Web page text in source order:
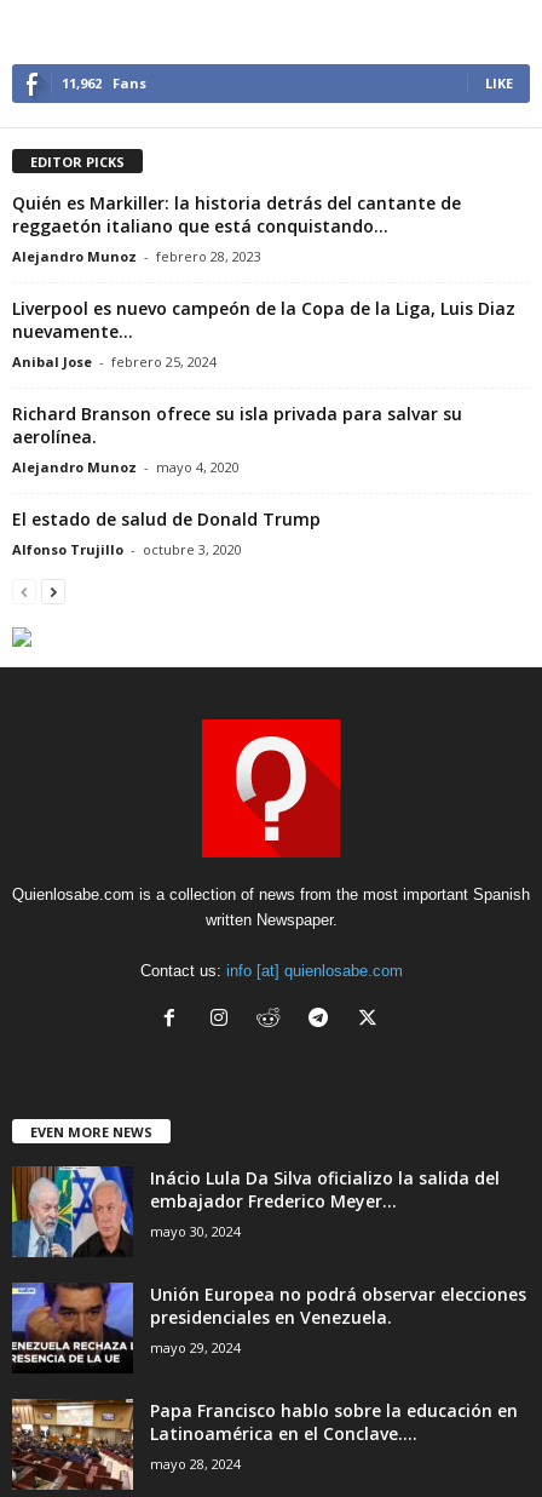
11,962 Fans LIKE
EDITOR PICKS
Quién es Markiller: la historia detrás del cantante de
reggaetón italiano que está conquistando...
Alejandro Munoz - febrero 28, 2023
Liverpool es nuevo campeón de la Copa de la Liga, Luis Diaz
nuevamente...
Anibal Jose - febrero 25, 2024
Richard Branson ofrece su isla privada para salvar su
aerolínea.
Alejandro Munoz - mayo 4, 2020
El estado de salud de Donald Trump
Alfonso Trujillo - octubre 3, 2020
Quienlosabe.com is a collection of news from the most important Spanish
written Newspaper.
Contact us: info [at] quienlosabe.com
EVEN MORE NEWS
Inácio Lula Da Silva oficializo la salida del
embajador Frederico Meyer...
mayo 30, 2024
Unión Europea no podrá observar elecciones
presidenciales en Venezuela.
mayo 29, 2024
Papa Francisco hablo sobre la educación en
Latinoamérica en el Conclave....
mayo 28, 2024